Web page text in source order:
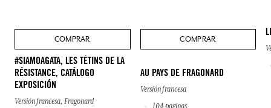
COMPRAR
#SIAMOAGATA, LES TÉTINS DE LA
RÉSISTANCE, CATÁLOGO
EXPOSICIÓN
Versión francesa, Fragonard
COMPRAR
AU PAYS DE FRAGONARD
Versión francesa
104 paginas